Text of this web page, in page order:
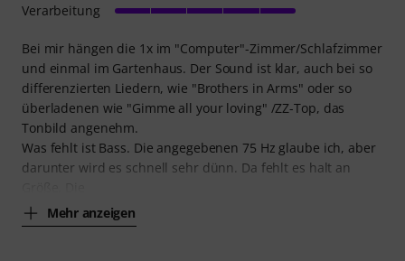
Bei mir hängen die 1x im "Computer"-Zimmer/Schlafzimmer
und einmal im Gartenhaus. Der Sound ist klar, auch bei so
differenzierten Liedern, wie "Brothers in Arms" oder so
überladenen wie "Gimme all your loving" /ZZ-Top, das
Tonbild angenehm.
Was fehlt ist Bass. Die angegebenen 75 Hz glaube ich, aber
darunter wird es schnell sehr dünn. Da fehlt es halt an
Mehr anzeigen
Verarbeitung